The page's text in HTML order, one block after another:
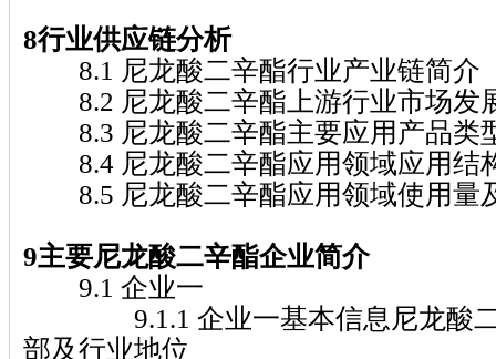
8行业供应链分析
8.1 尼龙酸二辛酯行业产业链简介
8.2 尼龙酸二辛酯上游行业市场发
8.3 尼龙酸二辛酯主要应用产品类
8.4 尼龙酸二辛酯应用领域应用结
8.5 尼龙酸二辛酯应用领域使用量
9主要尼龙酸二辛酯企业简介
9.1 企业一
9.1.1 企业一基本信息尼龙酸二
部及行业地位